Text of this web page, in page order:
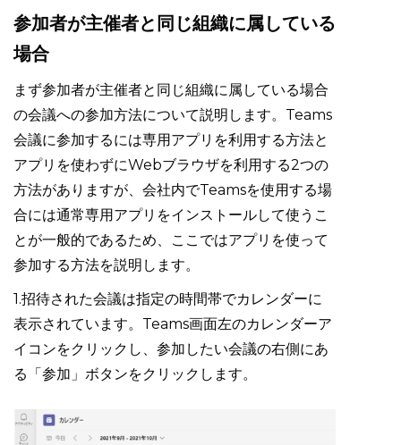
参加者が主催者と同じ組織に属している
場合
まず参加者が主催者と同じ組織に属している場合
の会議への参加方法について説明します。Teams
会議に参加するには専用アプリを利用する方法と
アプリを使わずにWebブラウザを利用する2つの
方法がありますが、会社内でTeamsを使用する場
合には通常専用アプリをインストールして使うこ
とが一般的であるため、ここではアプリを使って
参加する方法を説明します。
1.招待された会議は指定の時間帯でカレンダーに
表示されています。Teams画面左のカレンダーア
イコンをクリックし、参加したい会議の右側にあ
る「参加」ボタンをクリックします。